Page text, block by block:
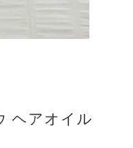
ヘアオイル